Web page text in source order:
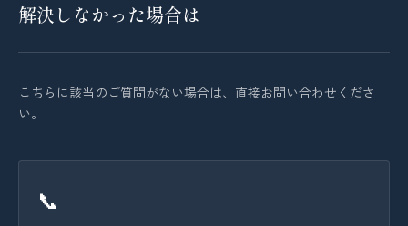
解決しなかった場合は
こちらに該当のご質問がない場合は、直接お問い合わせくださ
い。
📞